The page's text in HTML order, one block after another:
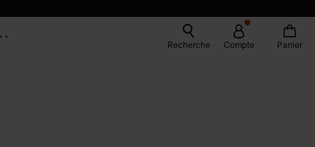
Recherche Compte Panier